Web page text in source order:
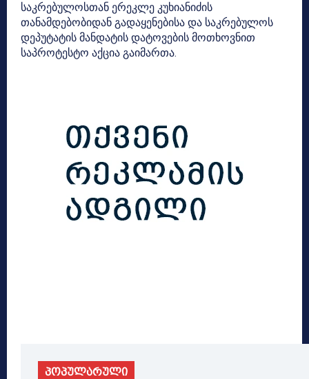
საკრებულოსთან ერეკლე კუხიანიძის
თანამდებობიდან გადაყენებისა და საკრებულოს
დეპუტატის მანდატის დატოვების მოთხოვნით
საპროტესტო აქცია გაიმართა.
პოპულარული